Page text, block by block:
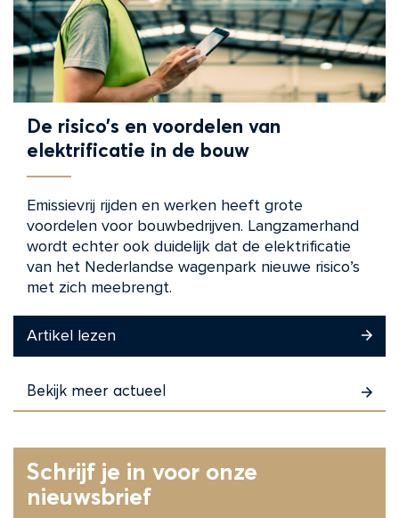
Bekijk meer actueel
De risico’s en voordelen van
elektrificatie in de bouw
Emissievrij rijden en werken heeft grote
voordelen voor bouwbedrijven. Langzamerhand
wordt echter ook duidelijk dat de elektrificatie
van het Nederlandse wagenpark nieuwe risico’s
met zich meebrengt.
Artikel lezen
Schrijf je in voor onze
nieuwsbrief